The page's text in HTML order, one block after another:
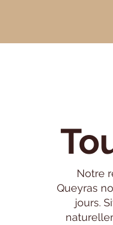
Notre
Queyras
jours.